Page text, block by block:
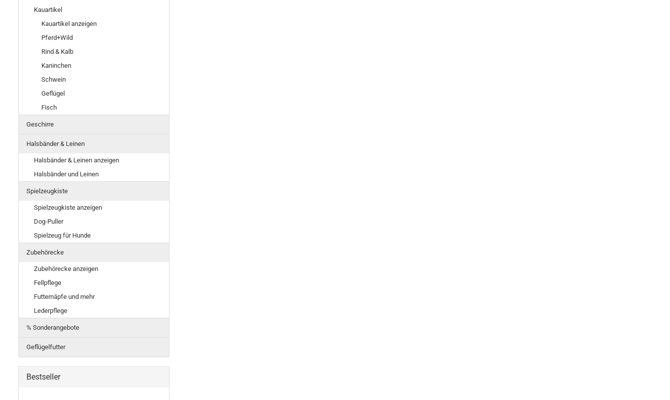
Kauartikel
Kauartikel anzeigen
Pferd+Wild
Rind & Kalb
Kaninchen
Schwein
Geflügel
Fisch
Geschirre
Halsbänder & Leinen
Halsbänder & Leinen anzeigen
Halsbänder und Leinen
Spielzeugkiste
Spielzeugkiste anzeigen
Dog-Puller
Spielzeug für Hunde
Zubehörecke
Zubehörecke anzeigen
Fellpflege
Futternäpfe und mehr
Lederpflege
% Sonderangebote
Geflügelfutter
Bestseller